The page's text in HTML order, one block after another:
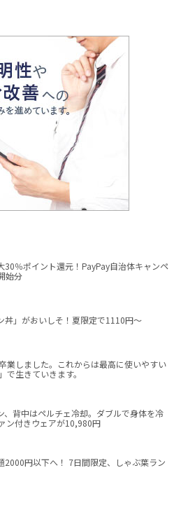
30％ポイント還元！PayPay自治体キャンペ
始分
丼」がおいしそ！夏限定で1110円～
業しました。これからは最高に使いやすい
で生きていきます。
、背中はペルチェ冷却。ダブルで身体を冷
ン付きウェアが10,980円
2000円以下へ！ 7日間限定、しゃぶ葉ラン